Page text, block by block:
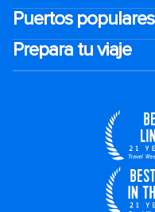
Puertos populares
Prepara tu viaje